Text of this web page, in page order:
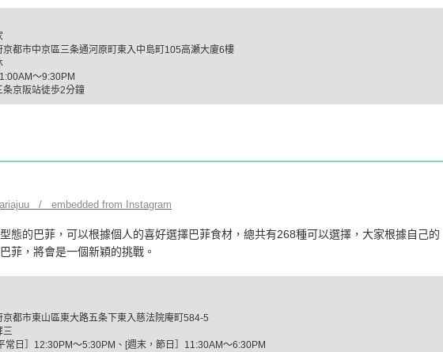
京都市中京區三条通河原町東入中島町105高瀬大廈6樓
～9:30PM
条京阪站徒歩2分鐘
/ embedded from Instagram
態的巴菲，可以根據個人的喜好選擇巴菲食材，總共有268種可以選擇，大家根據自己的
菲，將會是一個新穎的挑戰。
京都市東山區東大路五条下東入慈法院庵町584-5
三
常日］12:30PM～5:30PM、[週末，節日］11:30AM～6:30PM